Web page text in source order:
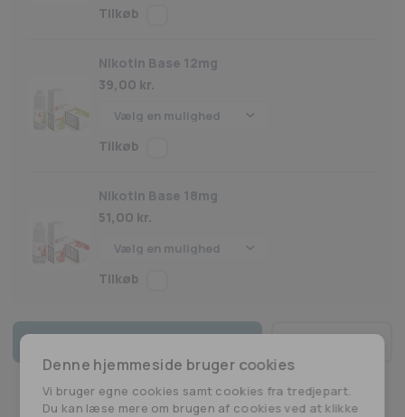
Nikotin Base 12mg
39,00 kr.
Nikotin Base 18mg
51,00 kr.
Vape
-
Arctic
Denne hjemmeside bruger cookies
Vi bruger egne cookies samt cookies fra tredjepart.
Du kan læse mere om brugen af cookies ved at klikke